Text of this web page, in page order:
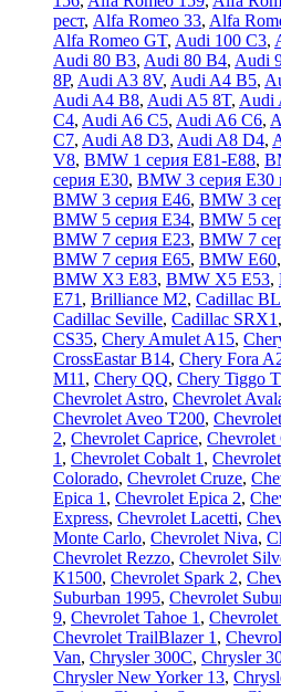
рест, Alfa Romeo 33, Alfa
Alfa Romeo GT, Audi 100 C3,
Audi 80 B3, Audi 80 B4, Audi
8P, Audi A3 8V, Audi A4 B5,
Audi A4 B8, Audi A5 8T, Audi
C4, Audi A6 C5, Audi A6 C6,
C7, Audi A8 D3, Audi A8 D4,
V8, BMW 1 серия E81-E88,
серия E30, BMW 3 серия E30
BMW 3 серия E46, BMW 3
BMW 5 серия E34, BMW 5
BMW 7 серия E23, BMW 7
BMW 7 серия E65, BMW E60,
BMW X3 E83, BMW X5 E53,
E71 , Brilliance M2, Cadillac
Cadillac Seville, Cadillac SRX1 ,
CS35, Chery Amulet A15,
CrossEastar B14, Chery Fora
M11 , Chery QQ, Chery Tiggo
Chevrolet Astro, Chevrolet
Chevrolet Aveo Т200,
2, Chevrolet Caprice, Chevrolet
1 , Chevrolet Cobalt 1 ,
Colorado, Chevrolet Cruze,
Epica 1 , Chevrolet Epica 2,
Express, Chevrolet Lacetti,
Monte Carlo, Chevrolet Niva,
Chevrolet Rezzo, Chevrolet
K1500, Chevrolet Spark 2,
Suburban 1995, Chevrolet
9, Chevrolet Tahoe 1 , Chevrolet
Chevrolet TrailBlazer 1 ,
Van, Chrysler 300C, Chrysler
Chrysler New Yorker 13,